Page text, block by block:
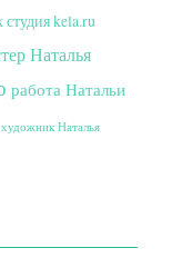
kela.ru
Наталья
работа Натальи
художник Наталья